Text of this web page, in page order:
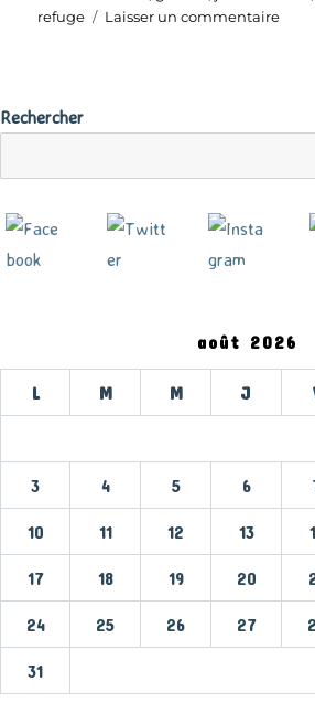
refuge
Laisser un commentairesur
Rechercher
août 2026
L M M J
3 4 5 6
10 11 12 13
17 18 19 20
24 25 26 27
31